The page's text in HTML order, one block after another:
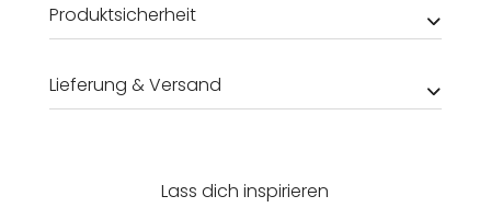
Produktsicherheit
Lieferung & Versand
Lass dich inspirieren